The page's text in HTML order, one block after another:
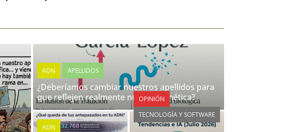
ADN APELLIDOS
¿Deberíamos cambiar nuestros apellidos para
que reflejen realmente nuestra genética?
ADN
OPINIÓN
TECNOLOGÍA Y SOFTWARE